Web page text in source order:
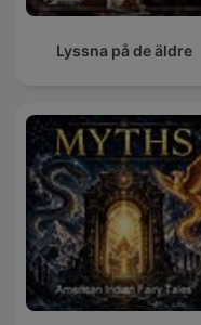
Lyssna på de äldre